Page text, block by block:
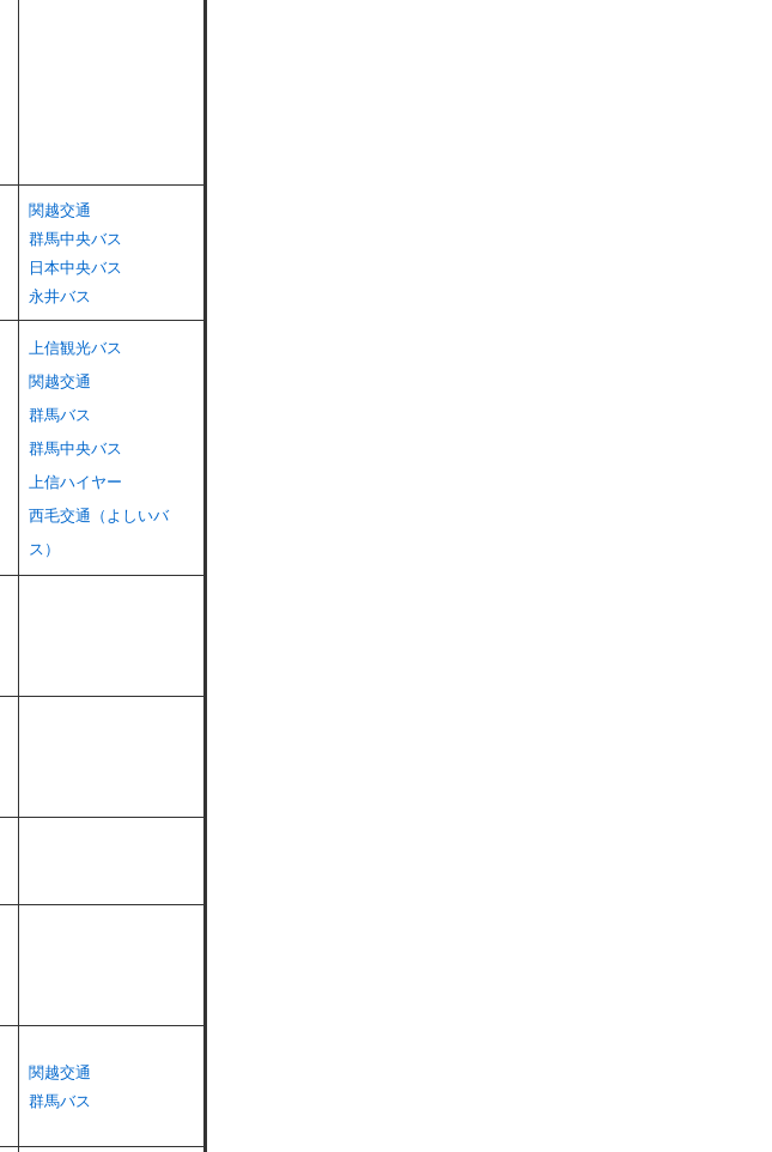
関越交通
群馬中央バス
日本中央バス
永井バス
上信観光バス
関越交通
群馬バス
​群馬中央バス
上信ハイヤー
西毛交通（よしいバ
ス）
関越交通
群馬バス